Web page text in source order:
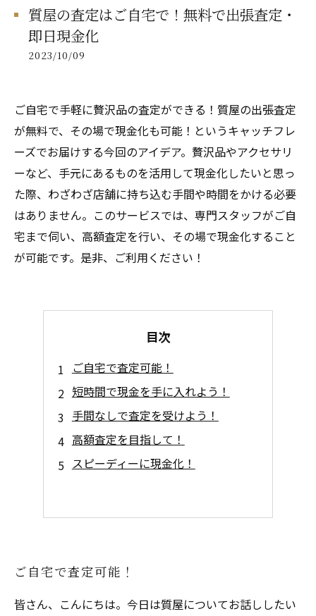
質屋の査定はご自宅で！無料で出張査定・
即日現金化
2023/10/09
ご自宅で手軽に贅沢品の査定ができる！質屋の出張査定
が無料で、その場で現金化も可能！というキャッチフレ
ーズでお届けする今回のアイデア。贅沢品やアクセサリ
ーなど、手元にあるものを活用して現金化したいと思っ
た際、わざわざ店舗に持ち込む手間や時間をかける必要
はありません。このサービスでは、専門スタッフがご自
宅まで伺い、高額査定を行い、その場で現金化すること
が可能です。是非、ご利用ください！
目次
ご自宅で査定可能！
短時間で現金を手に入れよう！
手間なしで査定を受けよう！
高額査定を目指して！
スピーディーに現金化！
ご自宅で査定可能！
皆さん、こんにちは。今日は質屋についてお話ししたい